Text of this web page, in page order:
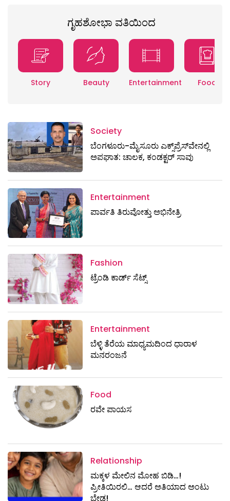
ಗೃಹಶೋಭಾ ವತಿಯಿಂದ
Story Beauty Entertainment Food
Society
ಬೆಂಗಳೂರು-ಮೈಸೂರು ಎಕ್ಸ್​ಪ್ರೆಸ್‌ವೇನಲ್ಲಿ
ಅಪಘಾತ: ಚಾಲಕ, ಕಂಡಕ್ಟರ್ ಸಾವು
Entertainment
ಪಾರ್ವತಿ ತಿರುವೋತ್ತು ಅಭಿನೇತ್ರಿ
Fashion
ಟ್ರೆಂಡಿ ಕಾರ್ಡ್‌ ಸೆಟ್ಸ್
Entertainment
ಬೆಳ್ಳಿ ತೆರೆಯ ಮಾಧ್ಯಮದಿಂದ ಧಾರಾಳ
ಮನರಂಜನೆ
Food
ರವೇ ಪಾಯಸ
Relationship
ಮಕ್ಕಳ ಮೇಲಿನ ಮೋಹ ಬಿಡಿ…!
ಪ್ರೀತಿಯಿರಲಿ… ಆದರೆ ಅತಿಯಾದ ಅಂಟು
ಬೇಡ!